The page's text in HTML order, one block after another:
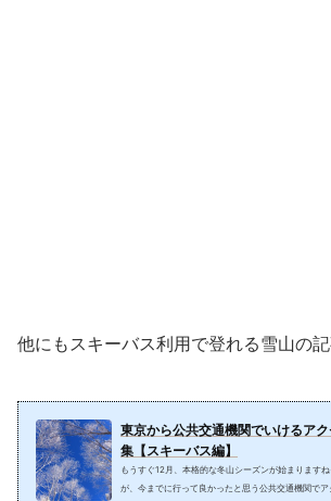
他にもスキーバス利用で登れる雪山の
東京から公共交通機関でいけるア
集【スキーバス編】
もうすぐ12月、本格的な冬山シーズンが始まります
が、今までに行って良かったと思う公共交通機関でア